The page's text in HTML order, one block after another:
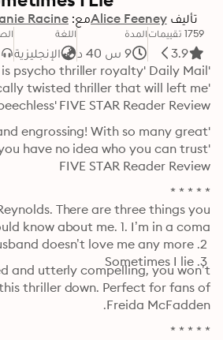
تأليف Alice Feeneyمع: Racine
1759 تقييمات
3.9
المدة
9 س 40 د
اللغة
الإنجليزية
FIVE STAR Reader Review
FIVE STAR Reader Review
Freida McFadden.